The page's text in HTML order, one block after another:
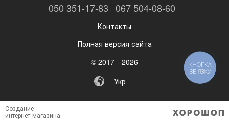
050 351-17-83 067 504-08-60
Контакты
Полная версия сайта
© 2017—2026
Укр
Создание
интернет-магазина
КНОПКА
ЗВ'ЯЗКУ